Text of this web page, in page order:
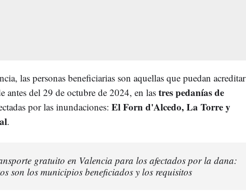
las personas beneficiarias son aquellas que puedan acreditar
antes del 29 de octubre de 2024, en las tres pedanías de
por las inundaciones: El Forn d'Alcedo, La Torre y
.
gratuito en Valencia para los afectados por la dana:
son los municipios beneficiados y los requisitos